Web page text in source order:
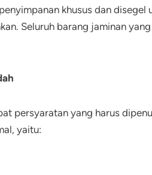
khusus dan disegel
Seluruh barang jaminan
persyaratan yang harus
yaitu: